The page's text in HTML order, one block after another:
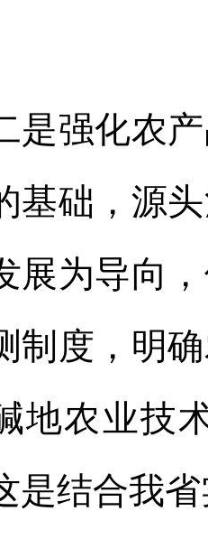
强化农产
基础，源
展为导向
制度，明
地农业技
是结合我